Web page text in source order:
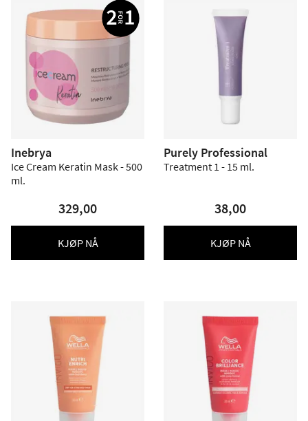
Inebrya
Ice Cream Keratin Mask - 500
ml.
329,00
KJØP NÅ
Purely Professional
Treatment 1 - 15 ml.
38,00
KJØP NÅ